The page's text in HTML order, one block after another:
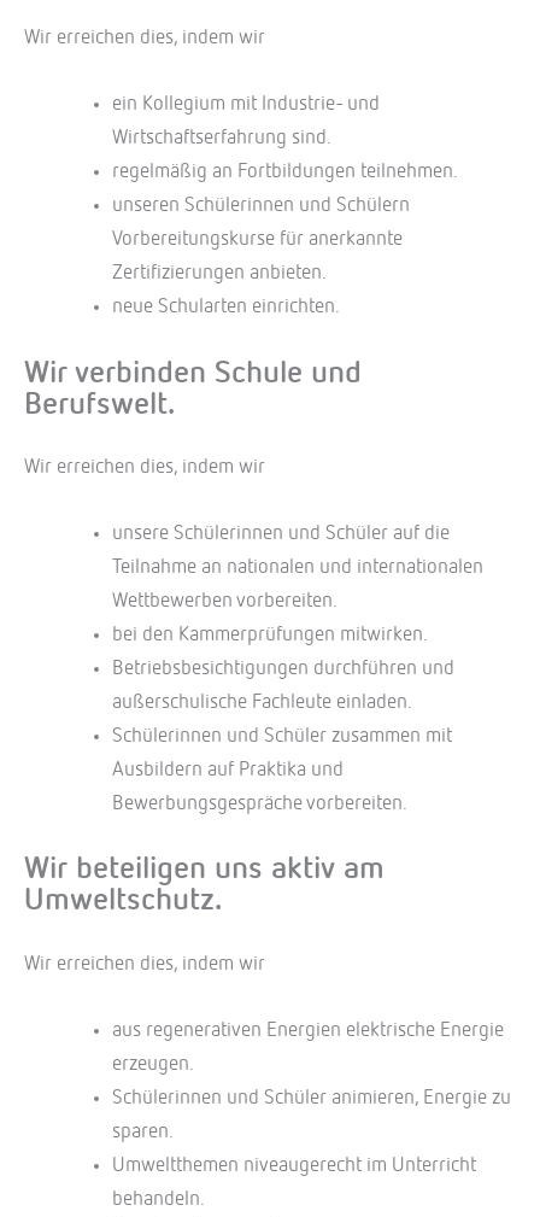
Wir erreichen dies, indem wir
ein Kollegium mit Industrie- und
Wirtschaftserfahrung sind.
regelmäßig an Fortbildungen teilnehmen.
unseren Schülerinnen und Schülern
Vorbereitungskurse für anerkannte
Zertifizierungen anbieten.
neue Schularten einrichten.
Wir verbinden Schule und
Berufswelt.
Wir erreichen dies, indem wir
unsere Schülerinnen und Schüler auf die
Teilnahme an nationalen und internationalen
Wettbewerben vorbereiten.
bei den Kammerprüfungen mitwirken.
Betriebsbesichtigungen durchführen und
außerschulische Fachleute einladen.
Schülerinnen und Schüler zusammen mit
Ausbildern auf Praktika und
Bewerbungsgespräche vorbereiten.
Wir beteiligen uns aktiv am
Umweltschutz.
Wir erreichen dies, indem wir
aus regenerativen Energien elektrische Energie
erzeugen.
Schülerinnen und Schüler animieren, Energie zu
sparen.
Umweltthemen niveaugerecht im Unterricht
behandeln.